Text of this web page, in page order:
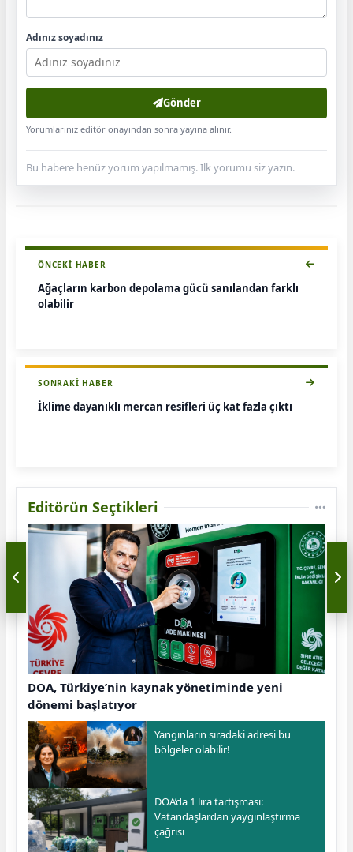
Adınız soyadınız
Gönder
Yorumlarınız editör onayından sonra yayına alınır.
Bu habere henüz yorum yapılmamış. İlk yorumu siz yazın.
ÖNCEKI HABER
Ağaçların karbon depolama gücü sanılandan farklı
olabilir
SONRAKI HABER
İklime dayanıklı mercan resifleri üç kat fazla çıktı
Editörün Seçtikleri
DOA, Türkiye’nin kaynak yönetiminde yeni
dönemi başlatıyor
Yangınların sıradaki adresi bu
bölgeler olabilir!
DOA’da 1 lira tartışması:
Vatandaşlardan yaygınlaştırma
çağrısı